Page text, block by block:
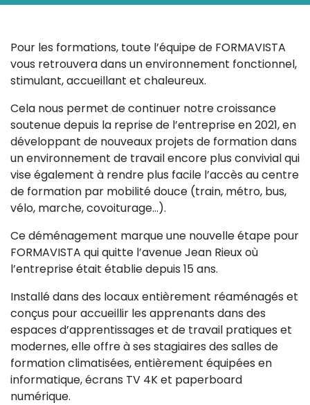
Pour les formations, toute l’équipe de FORMAVISTA
vous retrouvera dans un environnement fonctionnel,
stimulant, accueillant et chaleureux.
Cela nous permet de continuer notre croissance
soutenue depuis la reprise de l’entreprise en 2021, en
développant de nouveaux projets de formation dans
un environnement de travail encore plus convivial qui
vise également à rendre plus facile l’accès au centre
de formation par mobilité douce (train, métro, bus,
vélo, marche, covoiturage…).
Ce déménagement marque une nouvelle étape pour
FORMAVISTA qui quitte l’avenue Jean Rieux où
l’entreprise était établie depuis 15 ans.
Installé dans des locaux entièrement réaménagés et
conçus pour accueillir les apprenants dans des
espaces d’apprentissages et de travail pratiques et
modernes, elle offre à ses stagiaires des salles de
formation climatisées, entièrement équipées en
informatique, écrans TV 4K et paperboard
numérique.